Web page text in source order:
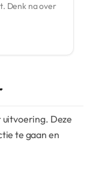
Denk na over
uitvoering. Deze
te gaan en